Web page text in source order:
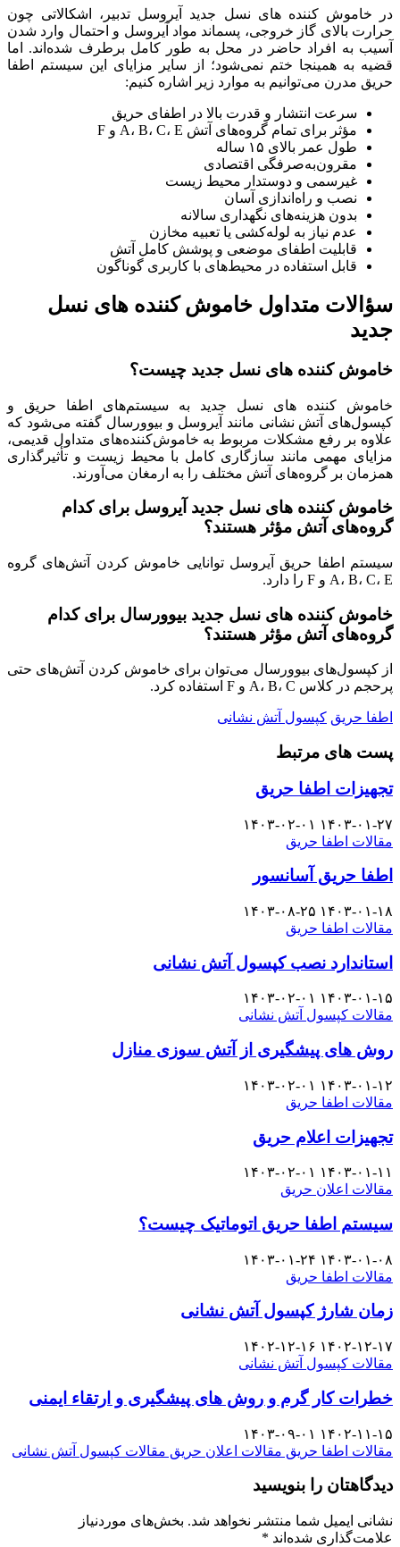
در خاموش کننده های نسل جدید آیروسل تدبیر، اشکالاتی چون
حرارت بالای گاز خروجی، پسماند مواد آیروسل و احتمال وارد شدن
آسیب به افراد حاضر در محل به طور کامل برطرف شده‌اند. اما
قضیه به همینجا ختم نمی‌شود؛ از سایر مزایای این سیستم اطفا
حریق مدرن می‌توانیم به موارد زیر اشاره کنیم:
سرعت انتشار و قدرت بالا در اطفای حریق
مؤثر برای تمام گروه‌های آتش A، B، C، E و F
طول عمر بالای ۱۵ ساله
مقرون‌به‌صرفگی اقتصادی
غیرسمی و دوستدار محیط زیست
نصب و راه‌اندازی آسان
بدون هزینه‌های نگهداری سالانه
عدم نیاز به لوله‌کشی یا تعبیه مخازن
قابلیت اطفای موضعی و پوشش کامل آتش
قابل استفاده در محیط‌های با کاربری گوناگون
سؤالات متداول خاموش کننده های نسل
جدید
خاموش کننده های نسل جدید چیست؟
خاموش کننده های نسل جدید به سیستم‌های اطفا حریق و
کپسول‌های آتش نشانی مانند آیروسل و بیوورسال گفته می‌شود که
علاوه بر رفع مشکلات مربوط به خاموش‌کننده‌های متداول قدیمی،
مزایای مهمی مانند سازگاری کامل با محیط زیست و تأثیرگذاری
همزمان بر گروه‌های آتش مختلف را به ارمغان می‌آورند.
خاموش کننده های نسل جدید آیروسل برای کدام
گروه‌های آتش مؤثر هستند؟
سیستم اطفا حریق آیروسل توانایی خاموش کردن آتش‌های گروه
A، B، C، E و F را دارد.
خاموش کننده های نسل جدید بیوورسال برای کدام
گروه‌های آتش مؤثر هستند؟
از کپسول‌های بیوورسال می‌توان برای خاموش کردن آتش‌های حتی
پرحجم در کلاس A، B، C و F استفاده کرد.
اطفا حریق کپسول آتش نشانی
پست های مرتبط
تجهیزات اطفا حریق
۱۴۰۳-۰۱-۲۷ ۱۴۰۳-۰۲-۰۱
مقالات اطفا حریق
اطفا حریق آسانسور
۱۴۰۳-۰۱-۱۸ ۱۴۰۳-۰۸-۲۵
مقالات اطفا حریق
استاندارد نصب کپسول آتش نشانی
۱۴۰۳-۰۱-۱۵ ۱۴۰۳-۰۲-۰۱
مقالات کپسول آتش نشانی
روش های پیشگیری از آتش سوزی منازل
۱۴۰۳-۰۱-۱۲ ۱۴۰۳-۰۲-۰۱
مقالات اطفا حریق
تجهیزات اعلام حریق
۱۴۰۳-۰۱-۱۱ ۱۴۰۳-۰۲-۰۱
مقالات اعلان حریق
سیستم اطفا حریق اتوماتیک چیست؟
۱۴۰۳-۰۱-۰۸ ۱۴۰۳-۰۱-۲۴
مقالات اطفا حریق
زمان شارژ کپسول آتش نشانی
۱۴۰۲-۱۲-۱۷ ۱۴۰۲-۱۲-۱۶
مقالات کپسول آتش نشانی
خطرات کار گرم و روش های پیشگیری و ارتقاء ایمنی
۱۴۰۲-۱۱-۱۵ ۱۴۰۳-۰۹-۰۱
مقالات اطفا حریق مقالات اعلان حریق مقالات کپسول آتش نشانی
دیدگاهتان را بنویسید
نشانی ایمیل شما منتشر نخواهد شد. بخش‌های موردنیاز
علامت‌گذاری شده‌اند *